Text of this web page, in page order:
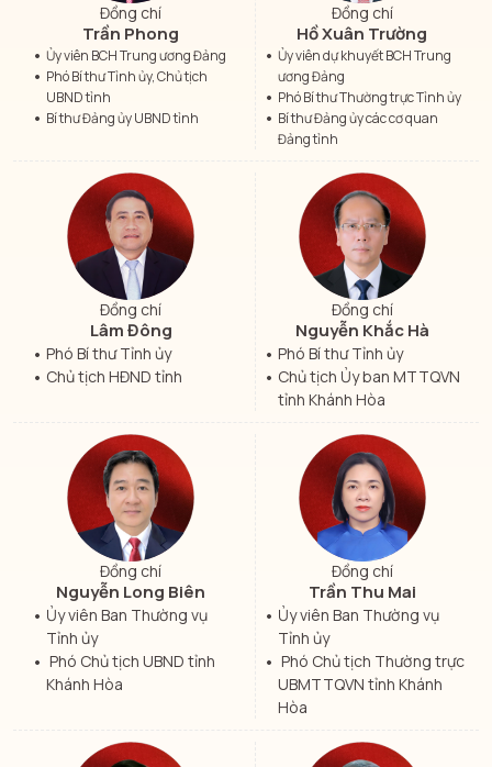
Đồng chí
Trần Phong
Ủy viên BCH Trung ương Đảng
Phó Bí thư Tỉnh ủy, Chủ tịch
UBND tỉnh
Bí thư Đảng ủy UBND tỉnh
Đồng chí
Hồ Xuân Trường
Ủy viên dự khuyết BCH Trung
ương Đảng
Phó Bí thư Thường trực Tỉnh ủy
Bí thư Đảng ủy các cơ quan
Đảng tỉnh
Đồng chí
Lâm Đông
Phó Bí thư Tỉnh ủy
Chủ tịch HĐND tỉnh
Đồng chí
Nguyễn Khắc Hà
Phó Bí thư Tỉnh ủy
Chủ tịch Ủy ban MTTQVN
tỉnh Khánh Hòa
Đồng chí
Nguyễn Long Biên
Ủy viên Ban Thường vụ
Tỉnh ủy
Phó Chủ tịch UBND tỉnh
Khánh Hòa
Đồng chí
Trần Thu Mai
Ủy viên Ban Thường vụ
Tỉnh ủy
Phó Chủ tịch Thường trực
UBMTTQVN tỉnh Khánh
Hòa